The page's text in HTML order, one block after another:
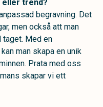
eller trend?
begravning. Det
men också att man
taget. Med en
man skapa en unik
Prata med oss
skapar vi ett